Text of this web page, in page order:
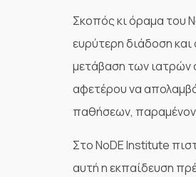
Σκοπός κι όραμα του
ευρύτερη διάδοση
μετάβαση των ιατρών
αφετέρου να
παθήσεων,
Στο NoDE Institute
αυτή η εκπαίδευση